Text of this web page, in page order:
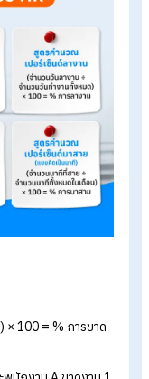
ขึ้นเงินเดือน และโบนัส
ขาดงานผิดปกติในบางฝ่
น
ระบบและน่าเชื่อถือ
ต์ขาด ลา มาส
เซ็นต์ขาด ลา มาสายที่ใช้
เพื่อให้เข้าใจได้ทันทีแ